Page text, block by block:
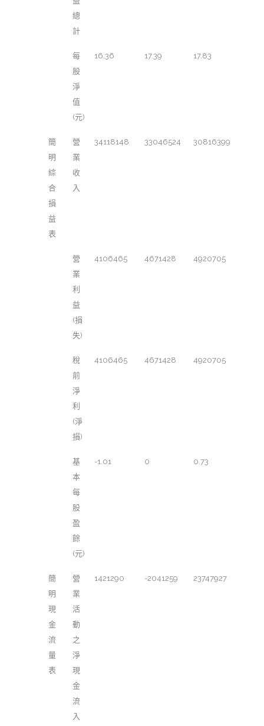
總
計
每
股
淨
值
(元)
16.36 17.39 17.83
簡
明
綜
合
損
益
表
營
業
收
入
34118148 33046524 30816399
營
業
利
益
(損
失)
4106465 4671428 4920705
稅
前
淨
利
(淨
損)
4106465 4671428 4920705
基
本
每
股
盈
餘
(元)
-1.01 0 0.73
簡
明
現
金
流
量
表
營
業
活
動
之
淨
現
金
流
入
1421290 -2041259 23747927